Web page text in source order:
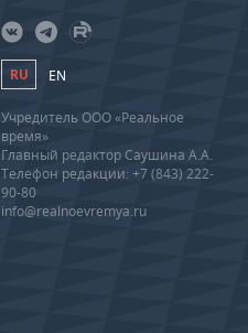
RU EN
Учредитель ООО «Реальное
время»
Главный редактор Саушина А.А.
Телефон редакции: +7 (843) 222-
90-80
info@realnoevremya.ru